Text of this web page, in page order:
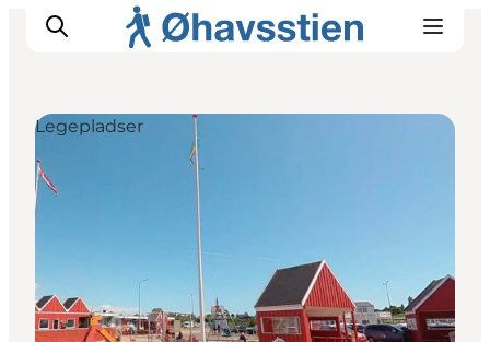
Inspiration
Legepladser